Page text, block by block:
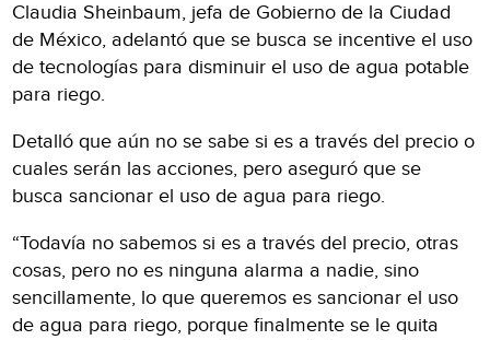
Claudia Sheinbaum, jefa de Gobierno de la Ciudad
de México, adelantó que se busca se incentive el uso
de tecnologías para disminuir el uso de agua potable
para riego.
Detalló que aún no se sabe si es a través del precio o
cuales serán las acciones, pero aseguró que se
busca sancionar el uso de agua para riego.
“Todavía no sabemos si es a través del precio, otras
cosas, pero no es ninguna alarma a nadie, sino
sencillamente, lo que queremos es sancionar el uso
de agua para riego, porque finalmente se le quita